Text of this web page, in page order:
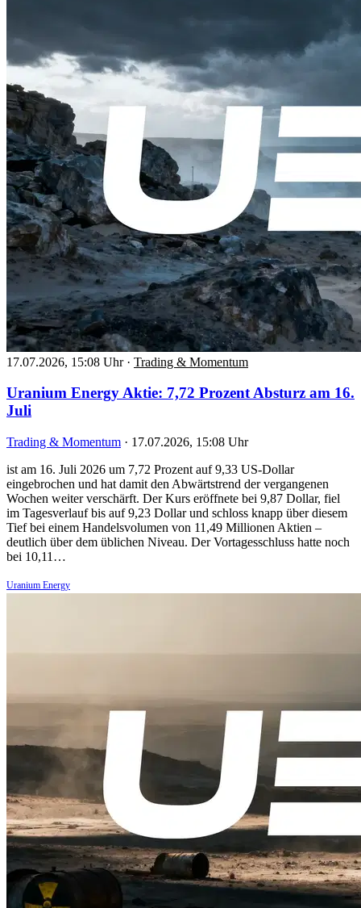
17.07.2026, 15:08 Uhr · Trading & Momentum
Uranium Energy Aktie: 7,72 Prozent Absturz am 16.
Juli
Trading & Momentum · 17.07.2026, 15:08 Uhr
ist am 16. Juli 2026 um 7,72 Prozent auf 9,33 US-Dollar
eingebrochen und hat damit den Abwärtstrend der vergangenen
Wochen weiter verschärft. Der Kurs eröffnete bei 9,87 Dollar, fiel
im Tagesverlauf bis auf 9,23 Dollar und schloss knapp über diesem
Tief bei einem Handelsvolumen von 11,49 Millionen Aktien –
deutlich über dem üblichen Niveau. Der Vortagesschluss hatte noch
bei 10,11…
Uranium Energy